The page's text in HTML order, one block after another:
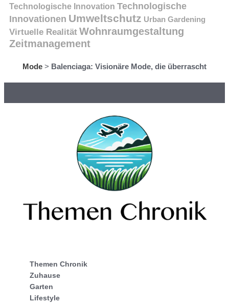
Technologische Innovation Technologische
Innovationen Umweltschutz Urban Gardening
Virtuelle Realität Wohnraumgestaltung
Zeitmanagement
Mode > Balenciaga: Visionäre Mode, die überrascht
Themen Chronik
Zuhause
Garten
Lifestyle